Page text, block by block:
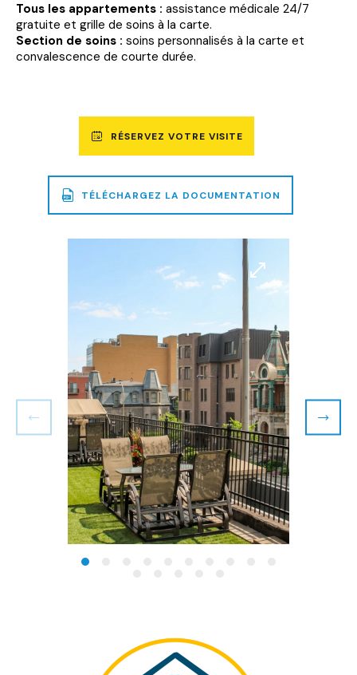
Tous les appartements : assistance médicale 24/7
gratuite et grille de soins à la carte.
Section de soins : soins personnalisés à la carte et
convalescence de courte durée.
RÉSERVEZ VOTRE VISITE
TÉLÉCHARGEZ LA DOCUMENTATION
UN
FICHIER
DE
MO
SERA
TÉLÉCHARGÉ
Agrandir Agrandir